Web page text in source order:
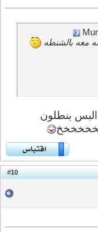
معه بالشنطه
بنطلون
10